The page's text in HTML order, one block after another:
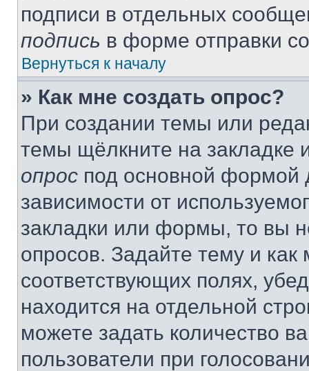
подписи в отдельных
подпись в форме отправки
Вернуться к началу
» Как мне создать опрос?
При создании темы или
темы щёлкните на
опрос под основной формой
зависимости от
закладки или формы, то вы
опросов. Задайте тему и
соответствующих полях,
находится на отдельной
можете задать количество
пользователи при